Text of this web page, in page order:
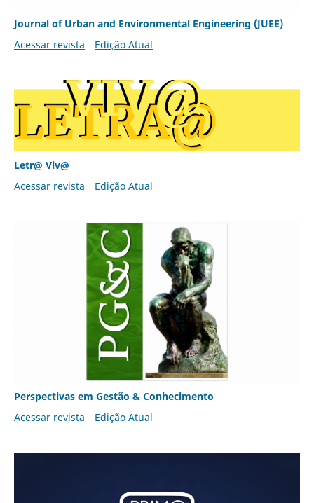
Journal of Urban and Environmental Engineering (JUEE)
Acessar revista
Edição Atual
Letr@ Viv@
Acessar revista
Edição Atual
Perspectivas em Gestão & Conhecimento
Acessar revista
Edição Atual